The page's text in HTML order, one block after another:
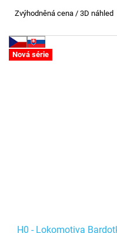
Zvýhodněná cena / 3D náhled
Nová série
H0 - Lokomotiva